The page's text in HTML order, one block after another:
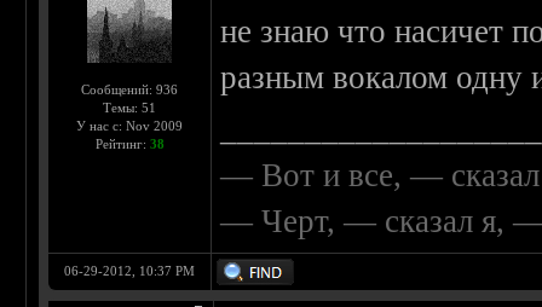
Сообщений: 936
Темы: 51
У нас с: Nov 2009
Рейтинг: 38
не знаю что насичет
разным вокалом одну
— Вот и все, —
— Черт, — сказал я, —
06-29-2012, 10:37 PM